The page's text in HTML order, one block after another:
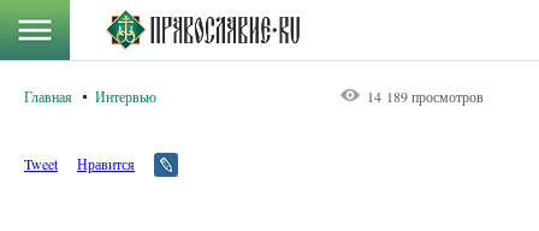
Главная Интервью 14 189 просмотров
Tweet Нравится